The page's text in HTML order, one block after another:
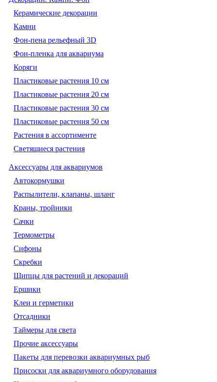
Керамические декорации
Камни
Фон-пена рельефный 3D
Фон-пленка для аквариума
Коряги
Пластиковые растения 10 см
Пластиковые растения 20 см
Пластиковые растения 30 см
Пластиковые растения 50 см
Растения в ассортименте
Светящиеся растения
Аксессуары для аквариумов
Автокормушки
Распылители, клапаны, шланг
Краны, тройники
Сачки
Термометры
Сифоны
Скребки
Щипцы для растений и декораций
Ершики
Клеи и герметики
Отсадники
Таймеры для света
Прочие аксессуары
Пакеты для перевозки аквариумных рыб
Присоски для аквариумного оборудования